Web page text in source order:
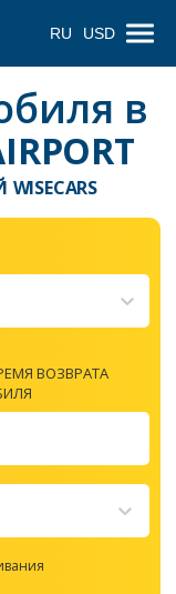
RU USD
в
ВОЗВРАТА